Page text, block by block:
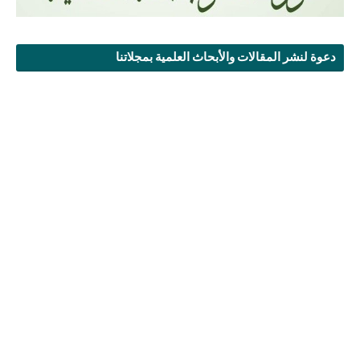
دعوة لنشر المقالات والأبحاث العلمية بمجلاتنا